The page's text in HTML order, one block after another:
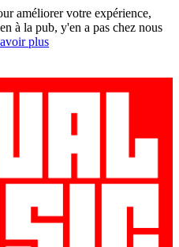
améliorer votre expérience,
à la pub, y'en a pas chez nous
plus